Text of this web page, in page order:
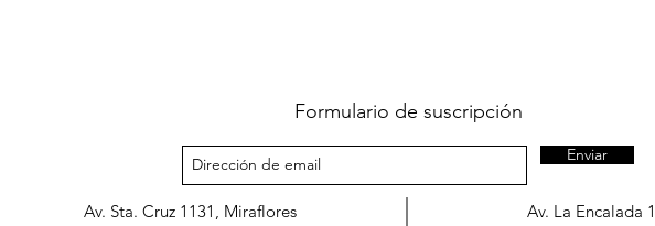
Formulario de suscripción
Enviar
Av. Sta. Cruz 1131, Miraflores
Av. La Encalada